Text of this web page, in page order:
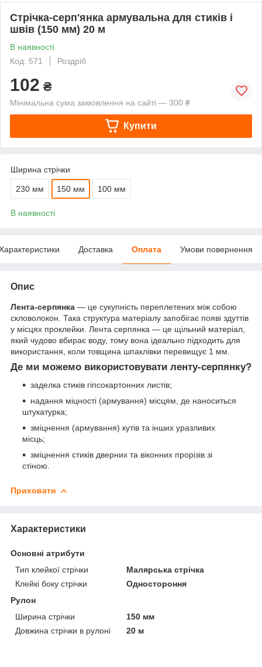
Стрічка-серп'янка армувальна для стиків і
швів (150 мм) 20 м
В наявності
Код: 571
Роздріб
102 ₴
Мінімальна сума замовлення на сайті — 300 ₴
Купити
Ширина стрічки
230 мм 150 мм 100 мм
В наявності
Доставка Оплата Умови повернення
Опис
Лента-серпянка — це сукупність переплетених між собою
скловолокон. Така структура матеріалу запобігає появі здуттів
у місцях проклейки. Лента серпянка — це щільний матеріал,
який чудово вбирає воду, тому вона ідеально підходить для
використання, коли товщина шпаклівки перевищує 1 мм.
Де ми можемо використовувати ленту-серпянку?
заделка стиків гіпсокартонних листів;
надання міцності (армування) місцям, де наноситься
штукатурка;
зміцнення (армування) кутів та інших уразливих
місць;
зміцнення стиків дверних та віконних прорізів зі
стіною.
Приховати
Характеристики
Основні атрибути
Тип клейкої стрічки
Малярська стрічка
Клейкі боку стрічки
Одностороння
Рулон
Ширина стрічки
150 мм
Довжина стрічки в рулоні
20 м